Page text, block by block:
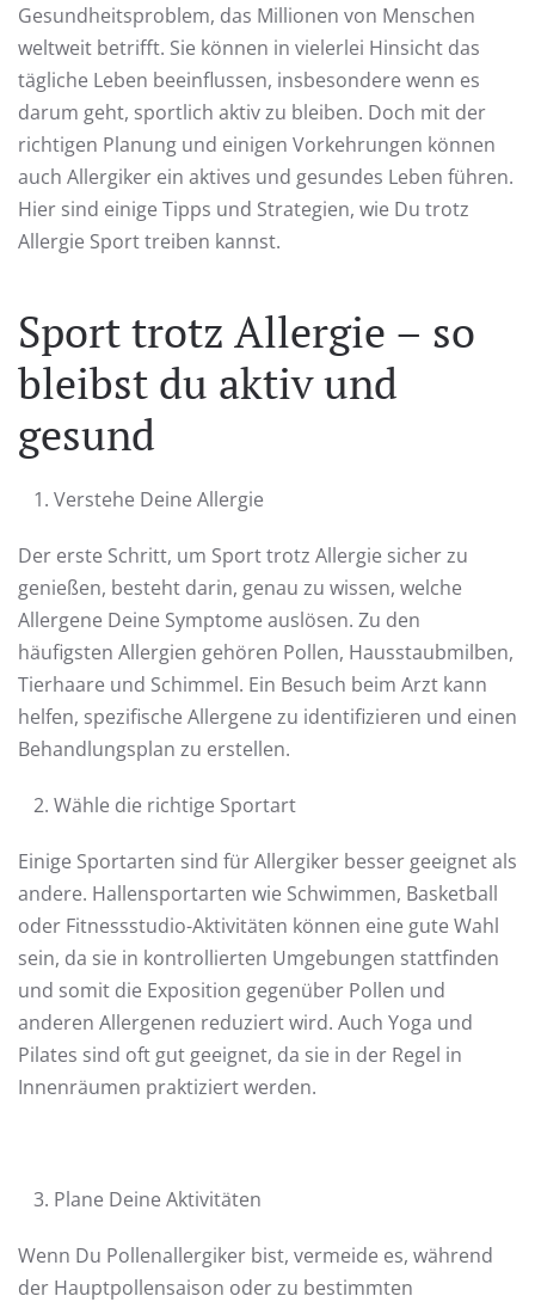
Gesundheitsproblem, das Millionen von Menschen
weltweit betrifft. Sie können in vielerlei Hinsicht das
tägliche Leben beeinflussen, insbesondere wenn es
darum geht, sportlich aktiv zu bleiben. Doch mit der
richtigen Planung und einigen Vorkehrungen können
auch Allergiker ein aktives und gesundes Leben führen.
Hier sind einige Tipps und Strategien, wie Du trotz
Allergie Sport treiben kannst.
Sport trotz Allergie – so
bleibst du aktiv und
gesund
Verstehe Deine Allergie
Der erste Schritt, um Sport trotz Allergie sicher zu
genießen, besteht darin, genau zu wissen, welche
Allergene Deine Symptome auslösen. Zu den
häufigsten Allergien gehören Pollen, Hausstaubmilben,
Tierhaare und Schimmel. Ein Besuch beim Arzt kann
helfen, spezifische Allergene zu identifizieren und einen
Behandlungsplan zu erstellen.
Wähle die richtige Sportart
Einige Sportarten sind für Allergiker besser geeignet als
andere. Hallensportarten wie Schwimmen, Basketball
oder Fitnessstudio-Aktivitäten können eine gute Wahl
sein, da sie in kontrollierten Umgebungen stattfinden
und somit die Exposition gegenüber Pollen und
anderen Allergenen reduziert wird. Auch Yoga und
Pilates sind oft gut geeignet, da sie in der Regel in
Innenräumen praktiziert werden.
Plane Deine Aktivitäten
Wenn Du Pollenallergiker bist, vermeide es, während
der Hauptpollensaison oder zu bestimmten